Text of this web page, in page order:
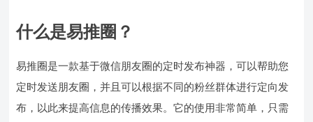
什么是易推圈？
易推圈是一款基于微信朋友圈的定时发布神器，可以帮助您
定时发送朋友圈，并且可以根据不同的粉丝群体进行定向发
布，以此来提高信息的传播效果。它的使用非常简单，只需